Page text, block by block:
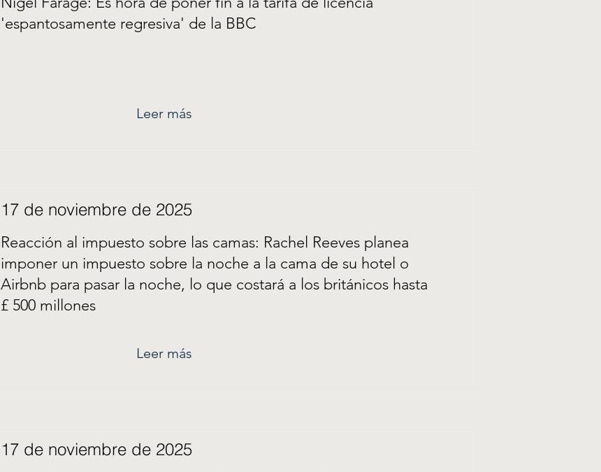
'espantosamente regresiva' de la BBC
Leer más
17 de noviembre de 2025
Reacción al impuesto sobre las camas: Rachel Reeves planea
imponer un impuesto sobre la noche a la cama de su hotel o
Airbnb para pasar la noche, lo que costará a los británicos hasta
£ 500 millones
Leer más
17 de noviembre de 2025